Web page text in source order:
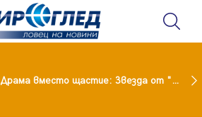
Драма вместо щастие: Звезда от "Татковци" е в болница с високорискова бременност